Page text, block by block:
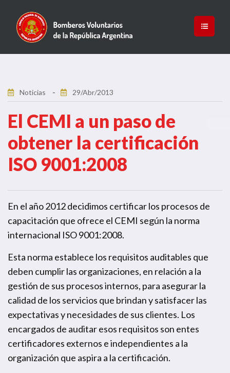
Noticias 29/Abr/2013
El CEMI a un paso de
obtener la certificación
ISO 9001:2008
En el año 2012 decidimos certificar los procesos de
capacitación que ofrece el CEMI según la norma
internacional ISO 9001:2008.
Esta norma establece los requisitos auditables que
deben cumplir las organizaciones, en relación a la
gestión de sus procesos internos, para asegurar la
calidad de los servicios que brindan y satisfacer las
expectativas y necesidades de sus clientes. Los
encargados de auditar esos requisitos son entes
certificadores externos e independientes a la
organización que aspira a la certificación.